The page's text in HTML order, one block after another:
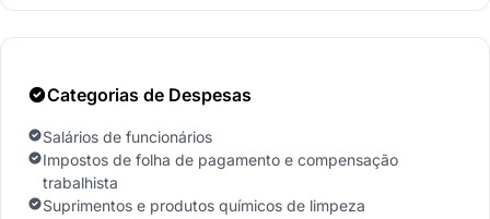
Categorias de Despesas
Salários de funcionários
Impostos de folha de pagamento e compensação
trabalhista
Suprimentos e produtos químicos de limpeza